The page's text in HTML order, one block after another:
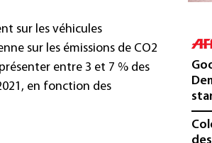
sur les véhicules
sur les émissions de CO2
entre 3 et 7 % des
en fonction des